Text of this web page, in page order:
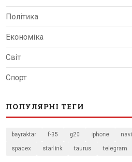
Політика
Економіка
Світ
Спорт
ПОПУЛЯРНІ ТЕГИ
bayraktar f-35 g20 iphone navi
spacex starlink taurus telegram